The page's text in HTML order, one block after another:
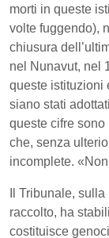
morti in queste
volte fuggendo),
chiusura
nel Nunavut, nel
queste istituzioni
siano stati
queste cifre
che, senza
incomplete.
Il Tribunale,
raccolto, ha
costituisce